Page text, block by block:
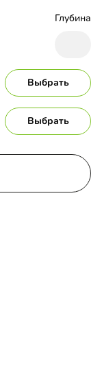
Глубина
Выбрать
Выбрать